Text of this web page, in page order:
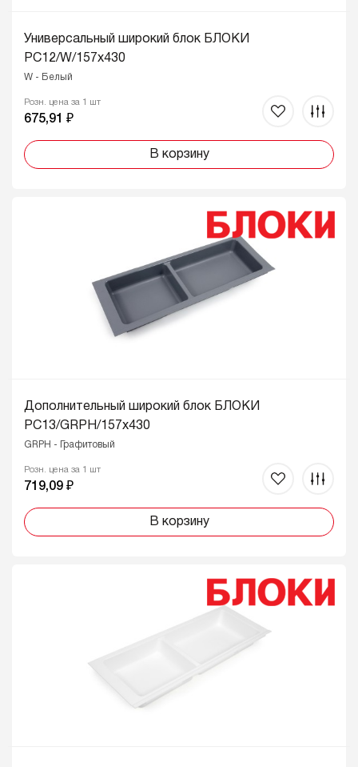
Универсальный широкий блок БЛОКИ
PC12/W/157x430
W - Белый
Розн. цена за 1 шт
675,91 ₽
В корзину
Дополнительный широкий блок БЛОКИ
PC13/GRPH/157x430
GRPH - Графитовый
Розн. цена за 1 шт
719,09 ₽
В корзину